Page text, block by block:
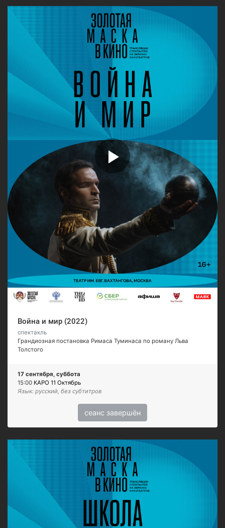
Война и мир (2022)
спектакль
Грандиозная постановка Римаса Туминаса по роману Льва
Толстого
17 сентября, суббота
15:00 КАРО 11 Октябрь
Язык: русский, без субтитров
сеанс завершён